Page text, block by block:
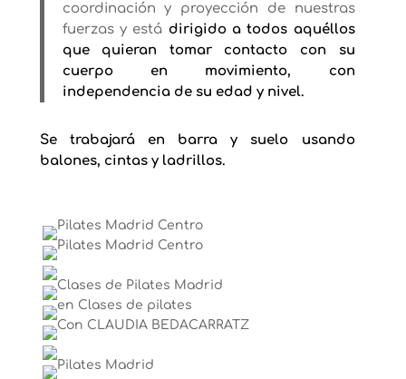
coordinación y proyección de nuestras
fuerzas y está dirigido a todos aquéllos
que quieran tomar contacto con su
cuerpo en movimiento, con
independencia de su edad y nivel.
Se trabajará en barra y suelo usando
balones, cintas y ladrillos.